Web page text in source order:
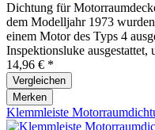
Dichtung für
dem Modelljahr 1973
einem Motor des Typs 4
Inspektionsluke ausgestattet,
14,96 € *
Vergleichen
Merken
Klemmleiste